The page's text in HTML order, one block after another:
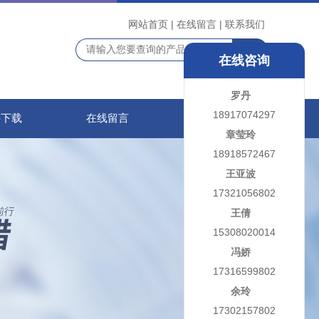
网站首页 | 在线留言 | 联系我们
载 在线留言 联系我们
在线咨询
罗丹
18917074297
章莹玲
18918572467
王亚波
17321056802
王倩
15308020014
冯娇
17316599802
余玲
17302157802